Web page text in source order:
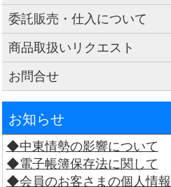
委託販売・仕入について
商品取扱いリクエスト
お問合せ
お知らせ
◆中東情勢の影響について
◆電子帳簿保存法に関して
◆会員のお客さまの個人情